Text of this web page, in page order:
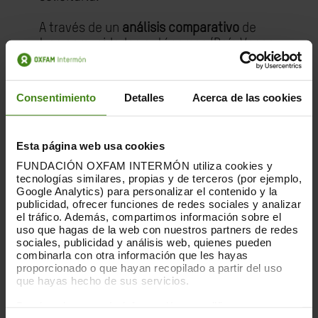
Consentimiento Detalles Acerca de las cookies
Esta página web usa cookies
FUNDACIÓN OXFAM INTERMÓN utiliza cookies y
tecnologías similares, propias y de terceros (por ejemplo,
Google Analytics) para personalizar el contenido y la
publicidad, ofrecer funciones de redes sociales y analizar
el tráfico. Además, compartimos información sobre el
uso que hagas de la web con nuestros partners de redes
sociales, publicidad y análisis web, quienes pueden
combinarla con otra información que les hayas
proporcionado o que hayan recopilado a partir del uso
que hayas hecho de sus servicios.
A través de un análisis comparativo de
tres comunidades autónomas (País Vasco,
Cataluña y Madrid), el estudio muestra
combinación de esta prestación con otras
rentas mínimas de aplicación autonómica
sentido opuesto, en comunidades como la
de Madrid se está produciendo una
sustitución prácticamente completa de la
renta mínima por el Ingreso Mínimo Vital,
sin que esos recursos se reorienten a
otras prestaciones similares. En un punto
intermedio, en Cataluña las dos
prestaciones se complementan y
alcanzan así a más personas.